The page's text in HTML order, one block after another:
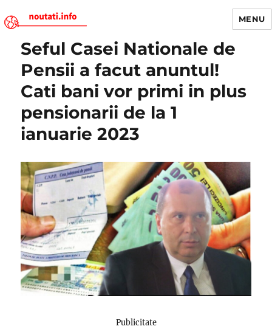
Noutati.Info
MENU
Seful Casei Nationale de
Pensii a facut anuntul!
Cati bani vor primi in plus
pensionarii de la 1
ianuarie 2023
Publicitate